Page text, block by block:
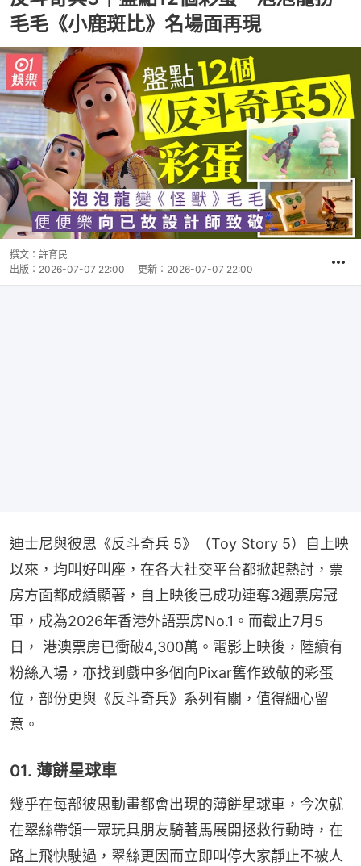
毛毛《小鹿斑比》名場面再現
撰文： 許育民
出版： 2026-07-07 22:00 更新： 2026-07-07 22:00
迪士尼與彼思《反斗奇兵 5》（Toy Story 5）自上映
以來，均叫好叫座，在各大社交平台都掀起熱討，票
房方面都成績顯著，自上映後已成功連奪3週票房冠
軍，成為2026年香港外語票房No.1。而截止7月5
日， 港澳票房已衝破4,300萬。電影上映後，陸續有
粉絲入場，亦找到戲中多個向Pixar舊作致敬的彩蛋
位，部份更與《反斗奇兵》系列有關，值得細心留
意。
01. 薄餅星球車
幾乎在每部彼思動畫都會出現的薄餅星球車，今次就
在翠絲帶領一眾玩具朋友騎著馬展開拯救行動時，在
路上飛快駛過，翠絲更因而立即叫停大家靜止不被人